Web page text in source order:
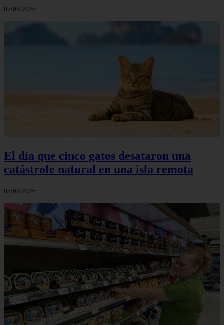
07/08/2026
El día que cinco gatos desataron una
catástrofe natural en una isla remota
05/08/2026